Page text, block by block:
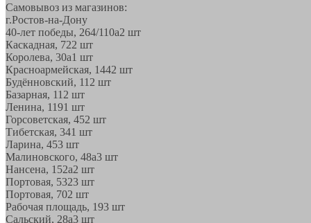
Самовывоз из магазинов:
г.Ростов-на-Дону
40-лет победы, 264/110а2 шт
Каскадная, 722 шт
Королева, 30а1 шт
Красноармейская, 1442 шт
Будённовский, 11 2 шт
Базарная, 11 2 шт
Ленина, 1191 шт
Горсоветская, 452 шт
Тибетская, 341 шт
Ларина, 453 шт
Малиновского, 48а3 шт
Нансена, 152а2 шт
Портовая, 5323 шт
Портовая, 702 шт
Рабочая площадь, 193 шт
Сальский, 28a3 шт